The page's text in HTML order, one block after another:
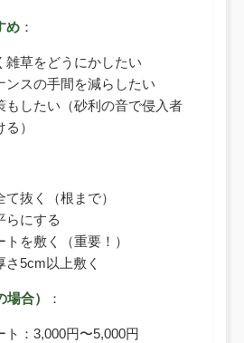
め ：
雑草をどうにかしたい
ンスの手間を減らしたい
もしたい（砂利の音で侵入者
）
て抜く（根まで）
らにする
トを敷く（重要！）
さ5cm以上敷く
合） ：
ト：3,000円〜5,000円